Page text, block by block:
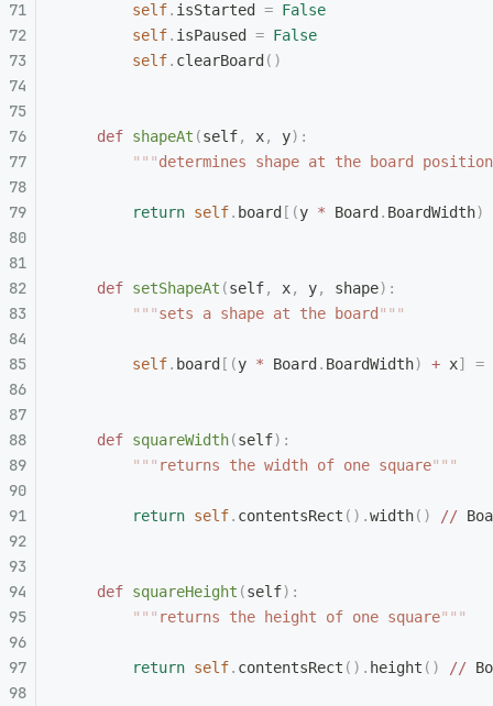
        self
. isStarted = False
        self
. isPaused = False
        self
. clearBoard ()
    def
shapeAt (self, x, y):
        """
determines shape at the board position
        return
self. board [(y * Board . BoardWidth)
    def
setShapeAt (self, x, y, shape):
        """
sets a shape at the board """
        self
. board [(y * Board . BoardWidth) + x] =
    def
squareWidth(self):
        """
returns the width of one square"""
        return
self. contentsRect ().width() //
    def
squareHeight (self):
        """
returns the height of one square"""
        return
self. contentsRect (). height () //